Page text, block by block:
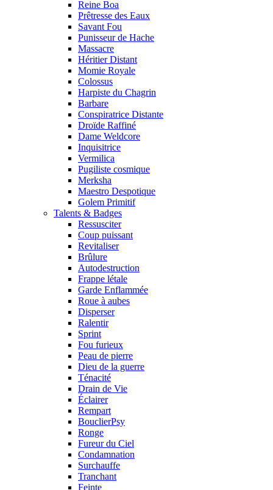
Reine Boa
Prêtresse des Eaux
Savant Fou
Punisseur de Hache
Massacre
Héritier Distant
Momie Royale
Colossus
Harpiste du Chagrin
Barbare
Conspiratrice Distante
Droïde Raffiné
Dame Weldcore
Inquisitrice
Vermilica
Pugiliste cosmique
Merksha
Maestro Despotique
Golem Primitif
Talents & Badges
Ressusciter
Coup puissant
Revitaliser
Brûlure
Autodestruction
Frappe létale
Garde Enflammée
Roue à aubes
Disperser
Ralentir
Sprint
Fou furieux
Peau de pierre
Dieu de la guerre
Ténacité
Drain de Vie
Éclairer
Rempart
BouclierPsy
Ronge
Fureur du Ciel
Condamnation
Surchauffe
Tranchant
Feinte